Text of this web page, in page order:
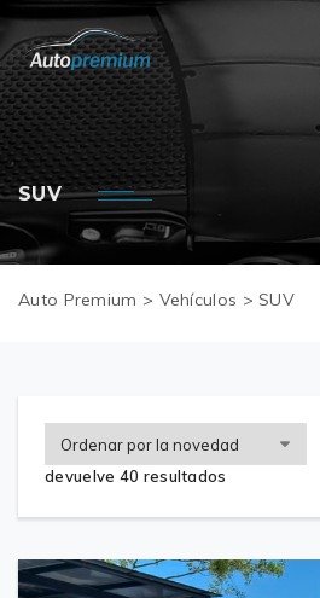
SUV
Auto Premium > Vehículos >SUV
devuelve 40 resultados